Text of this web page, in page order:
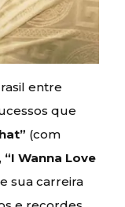
entre
que
(com
, “I Wanna Love
sua carreira